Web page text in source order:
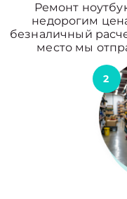
Ремонт
недорогим
безналичный
место мы
2